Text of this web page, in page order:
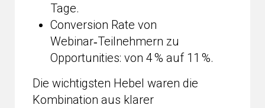
Tage.
Conversion Rate von
Webinar‑Teilnehmern zu
Opportunities: von 4 % auf 11 %.
Die wichtigsten Hebel waren die
Kombination aus klarer